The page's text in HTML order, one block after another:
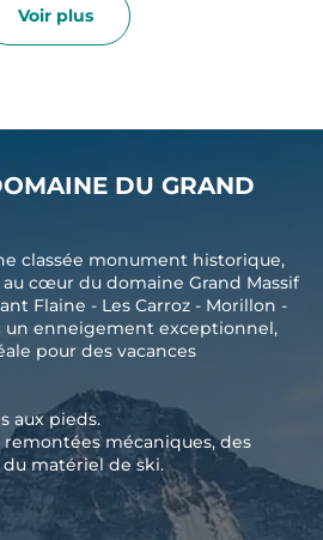
Voir plus
DU GRAND
classée monument historique,
cœur du domaine Grand Massif
Flaine - Les Carroz - Morillon -
un enneigement exceptionnel,
pour des vacances
aux pieds.
mécaniques, des
du matériel de ski.